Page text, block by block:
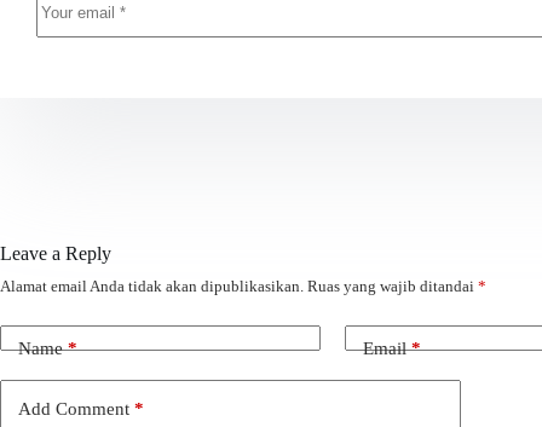
Leave a Reply
Alamat email Anda tidak akan dipublikasikan. Ruas yang wajib ditandai *
Name* Email*
Add Comment *